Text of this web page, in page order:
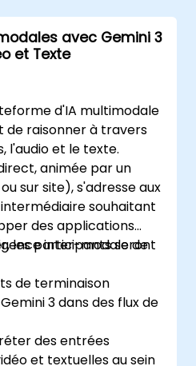
avec Gemini 3
et Texte
d'IA multimodale
raisonner à travers
l'audio et le texte.
animée par un
sur site), s'adresse aux
souhaitant
des applications
inter-modale de
les participants seront
de terminaison
3 dans des flux de
des entrées
et textuelles au sein